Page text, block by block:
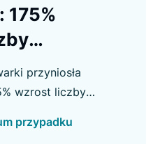
175%
z
przyniosła
wzrost liczby
kliknięć i innych
przypadku